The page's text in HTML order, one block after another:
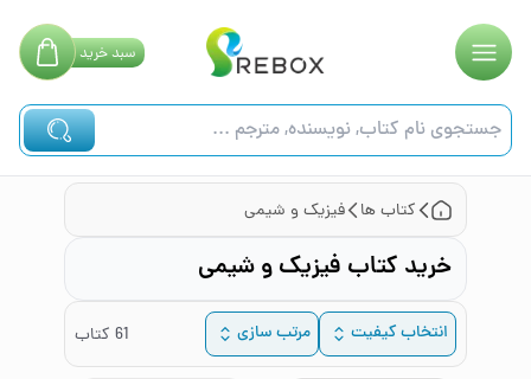
سبدخرید
کتاب ها فیزیک و شیمی
خرید کتاب فیزیک و شیمی
انتخاب کیفیت مرتب سازی 61 کتاب